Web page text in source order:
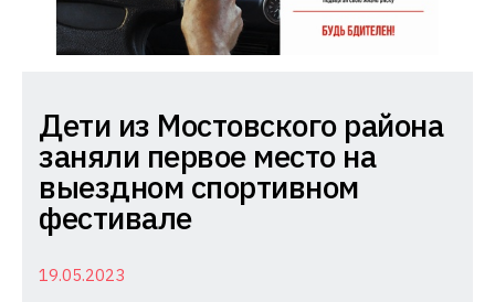
Комиссия
по
делам
несовершеннолетних
и
защите
Дети из Мостовского района
заняли первое место на
выездном спортивном
фестивале
19.05.2023